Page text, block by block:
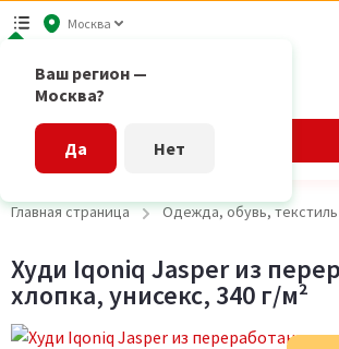
Москва
Ваш регион —
Москва?
Да Нет
Главная страница Одежда, обувь, текстиль
Худи Iqoniq Jasper из
хлопка, унисекс, 340 г/м²